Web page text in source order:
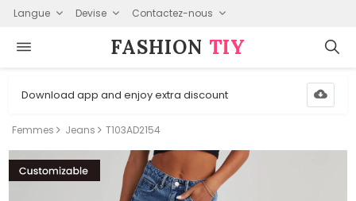
Langue Devise Contactez-nous
FASHION⁠ TIY
Download app and enjoy extra discount
Femmes Jeans T103AD2154